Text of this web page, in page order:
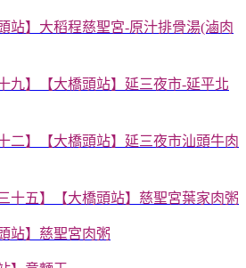
站】大稻程慈聖宮-原汁排骨湯(滷肉
九】【大橋頭站】延三夜市-延平北
二】【大橋頭站】延三夜市汕頭牛肉
十五】【大橋頭站】慈聖宮葉家肉粥
站】慈聖宮肉粥